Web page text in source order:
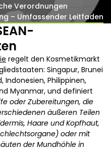
Verordnungen
– Umfassender Leitfaden
regelt den Kosmetikmarkt
Singapur, Brunei
Indonesien, Philippinen,
Myanmar, und definiert
oder Zubereitungen, die
äußeren Teilen
Haare und Kopfhaut,
oder mit
der Mundhöhle in